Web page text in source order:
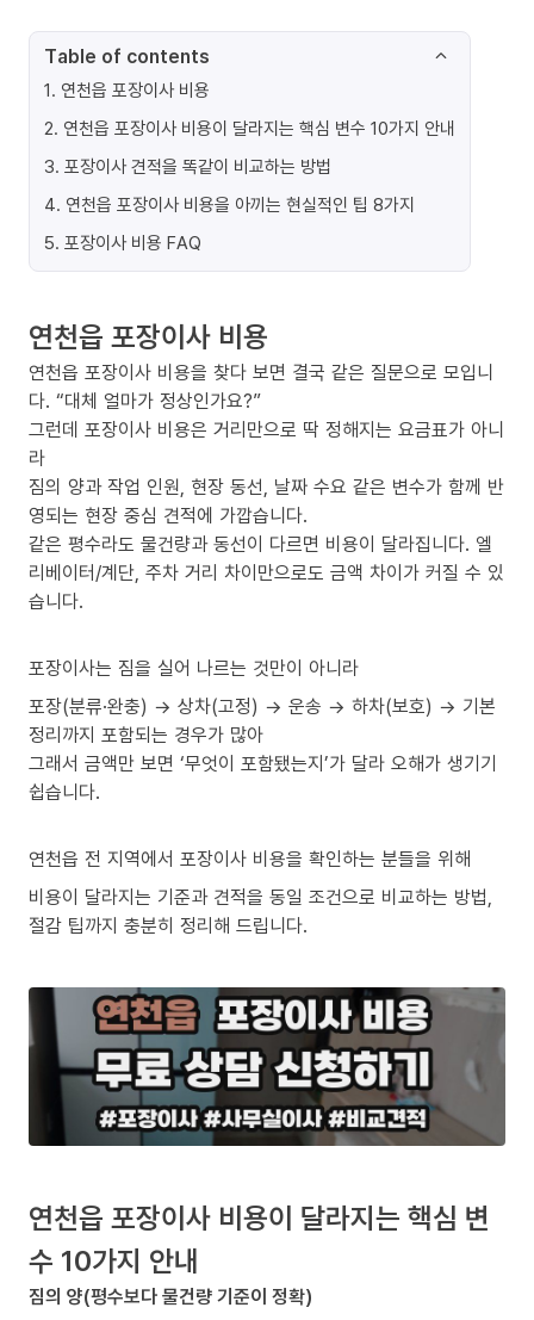
Table of contents
1. 연천읍 포장이사 비용
2. 연천읍 포장이사 비용이 달라지는 핵심 변수 10가지 안내
3. 포장이사 견적을 똑같이 비교하는 방법
4. 연천읍 포장이사 비용을 아끼는 현실적인 팁 8가지
5. 포장이사 비용 FAQ
연천읍 포장이사 비용
연천읍 포장이사 비용을 찾다 보면 결국 같은 질문으로 모입니
다. “대체 얼마가 정상인가요?”
그런데 포장이사 비용은 거리만으로 딱 정해지는 요금표가 아니
라
짐의 양과 작업 인원, 현장 동선, 날짜 수요 같은 변수가 함께 반
영되는 현장 중심 견적에 가깝습니다.
같은 평수라도 물건량과 동선이 다르면 비용이 달라집니다. 엘
리베이터/계단, 주차 거리 차이만으로도 금액 차이가 커질 수 있
습니다.
포장이사는 짐을 실어 나르는 것만이 아니라
포장(분류·완충) → 상차(고정) → 운송 → 하차(보호) → 기본
정리까지 포함되는 경우가 많아
그래서 금액만 보면 ‘무엇이 포함됐는지’가 달라 오해가 생기기
쉽습니다.
연천읍 전 지역에서 포장이사 비용을 확인하는 분들을 위해
비용이 달라지는 기준과 견적을 동일 조건으로 비교하는 방법,
절감 팁까지 충분히 정리해 드립니다.
연천읍 포장이사 비용이 달라지는 핵심 변
수 10가지 안내
짐의 양(평수보다 물건량 기준이 정확)